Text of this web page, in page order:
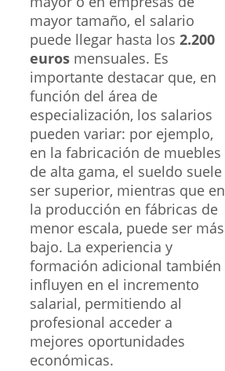
mayor tamaño, el salario
puede llegar hasta los 2.200
euros mensuales. Es
importante destacar que, en
función del área de
especialización, los salarios
pueden variar: por ejemplo,
en la fabricación de muebles
de alta gama, el sueldo suele
ser superior, mientras que en
la producción en fábricas de
menor escala, puede ser más
bajo. La experiencia y
formación adicional también
influyen en el incremento
salarial, permitiendo al
profesional acceder a
mejores oportunidades
económicas.